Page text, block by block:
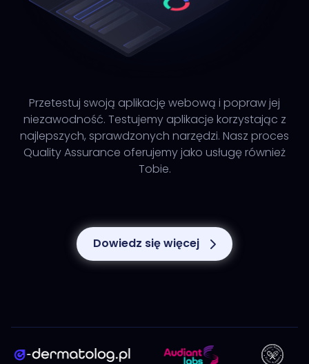
Przetestuj swoją aplikację webową i popraw jej
niezawodność. Testujemy aplikacje korzystając z
najlepszych, sprawdzonych narzędzi. Nasz proces
Quality Assurance oferujemy jako usługę również
Tobie.
Dowiedz się więcej